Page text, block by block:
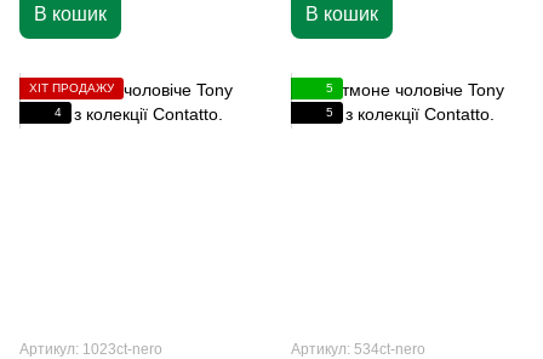
В кошик В кошик
ХІТ ПРОДАЖУ
4
Артикул: 1023ct-nero
5
5
Артикул: 534ct-nero